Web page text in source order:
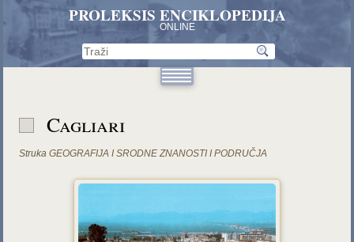
PROLEKSIS ENCIKLOPEDIJA
ONLINE
Cagliari
Struka GEOGRAFIJA I SRODNE ZNANOSTI I PODRUČJA